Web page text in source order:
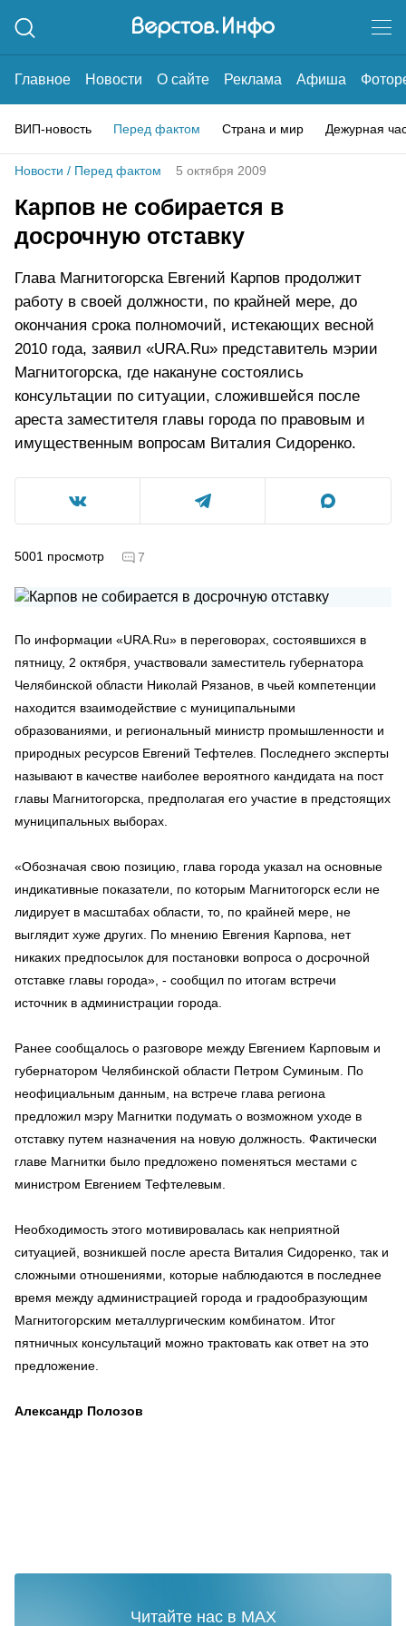
Главное Новости О сайте Реклама Афиша
ВИП-новость Перед фактом Страна и мир Дежурная
Новости / Перед фактом 5 октября 2009
Карпов не собирается в
досрочную отставку
Глава Магнитогорска Евгений Карпов продолжит
работу в своей должности, по крайней мере, до
окончания срока полномочий, истекающих весной
2010 года, заявил «URA.Ru» представитель мэрии
Магнитогорска, где накануне состоялись
консультации по ситуации, сложившейся после
ареста заместителя главы города по правовым и
имущественным вопросам Виталия Сидоренко.
5001 просмотр 7
По информации «URA.Ru» в переговорах, состоявшихся в
пятницу, 2 октября, участвовали заместитель губернатора
Челябинской области Николай Рязанов, в чьей компетенции
находится взаимодействие с муниципальными
образованиями, и региональный министр промышленности и
природных ресурсов Евгений Тефтелев. Последнего эксперты
называют в качестве наиболее вероятного кандидата на пост
главы Магнитогорска, предполагая его участие в предстоящих
муниципальных выборах.
«Обозначая свою позицию, глава города указал на основные
индикативные показатели, по которым Магнитогорск если не
лидирует в масштабах области, то, по крайней мере, не
выглядит хуже других. По мнению Евгения Карпова, нет
никаких предпосылок для постановки вопроса о досрочной
отставке главы города», - сообщил по итогам встречи
источник в администрации города.
Ранее сообщалось о разговоре между Евгением Карповым и
губернатором Челябинской области Петром Суминым. По
неофициальным данным, на встрече глава региона
предложил мэру Магнитки подумать о возможном уходе в
отставку путем назначения на новую должность. Фактически
главе Магнитки было предложено поменяться местами с
министром Евгением Тефтелевым.
Необходимость этого мотивировалась как неприятной
ситуацией, возникшей после ареста Виталия Сидоренко, так и
сложными отношениями, которые наблюдаются в последнее
время между администрацией города и градообразующим
Магнитогорским металлургическим комбинатом. Итог
пятничных консультаций можно трактовать как ответ на это
предложение.
Александр Полозов
Читайте нас в MAX